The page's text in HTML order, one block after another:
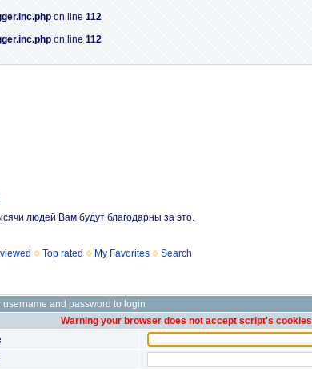
on line 112
on line 112
людей Вам будут благодарны за это.
Top rated My Favorites Search
username and password to login
Warning your browser does not accept script's cookies